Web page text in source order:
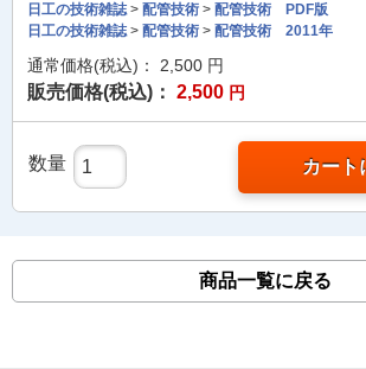
日工の技術雑誌> 配管技術 > 配管技術 PDF版
日工の技術雑誌> 配管技術 > 配管技術 2011年
通常価格(税込)： 2,500 円
販売価格(税込)： 2,500 円
数量 カート
商品一覧に戻る